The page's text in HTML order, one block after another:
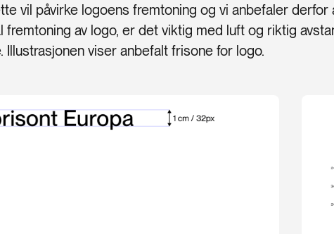
vil påvirke logoens fremtoning og vi anbefaler
fremtoning av logo, er det viktig med luft og riktig
Illustrasjonen viser anbefalt frisone for logo.